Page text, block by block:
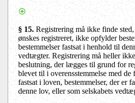
§ 15.Registrering må ikke finde
ønskes registreret, ikke opfylder
bestemmelser fastsat i henhold til
vedtægter. Registrering må heller
beslutning, der lægges til grund for
blevet til i overensstemmelse med de
fastsat i loven, bestemmelser, der er
denne lov, eller som selskabets